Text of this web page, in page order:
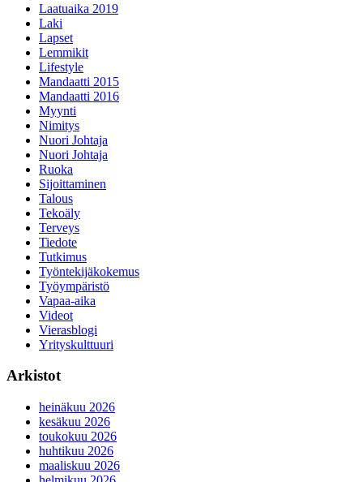
Laatuaika 2019
Laki
Lapset
Lemmikit
Lifestyle
Mandaatti 2015
Mandaatti 2016
Myynti
Nimitys
Nuori Johtaja
Nuori Johtaja
Ruoka
Sijoittaminen
Talous
Tekoäly
Terveys
Tiedote
Tutkimus
Työntekijäkokemus
Työympäristö
Vapaa-aika
Videot
Vierasblogi
Yrityskulttuuri
Arkistot
heinäkuu 2026
kesäkuu 2026
toukokuu 2026
huhtikuu 2026
maaliskuu 2026